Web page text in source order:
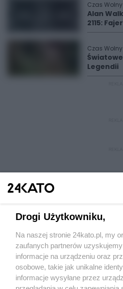
Czas Wolny
Alan
2115:
Czas Wolny
Legendii
Wydawca mediów lokalnych
Drogi Użytkowniku,
Na naszej stronie 24kato.pl, my
zaufanych partnerów
informacje na urządzeniu oraz
osobowe, takie jak unikalne
informacje wysyłane przez